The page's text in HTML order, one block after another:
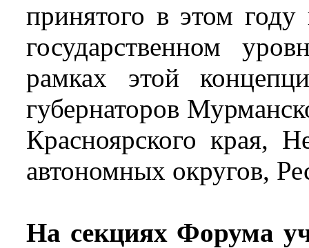
принятого в этом году
государственном
рамках этой
губернаторов
Красноярского края,
автономных округов,
На секциях Форума